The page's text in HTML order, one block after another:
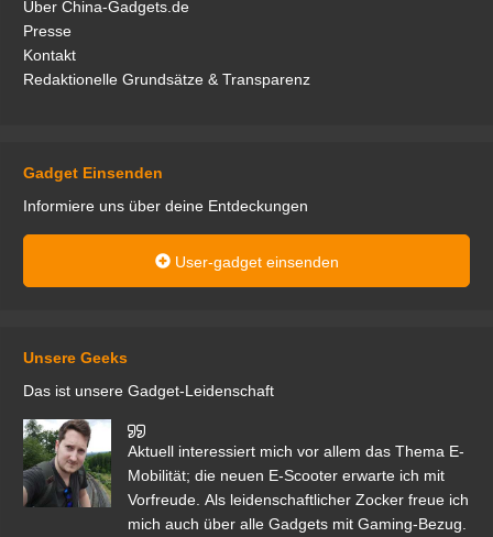
Über China-Gadgets.de
Presse
Kontakt
Redaktionelle Grundsätze & Transparenz
Gadget Einsenden
Informiere uns über deine Entdeckungen
User-gadget einsenden
Unsere Geeks
Das ist unsere Gadget-Leidenschaft
Aktuell interessiert mich vor allem das Thema E-
Mobilität; die neuen E-Scooter erwarte ich mit
Vorfreude. Als leidenschaftlicher Zocker freue ich
mich auch über alle Gadgets mit Gaming-Bezug.